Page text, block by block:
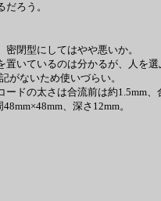
ろう。
閉型にしてはやや悪いか。
いているのは分かるが、人を
がないため使いづらい。
ドの太さは合流前は約1.5mm
、深さ12mm。